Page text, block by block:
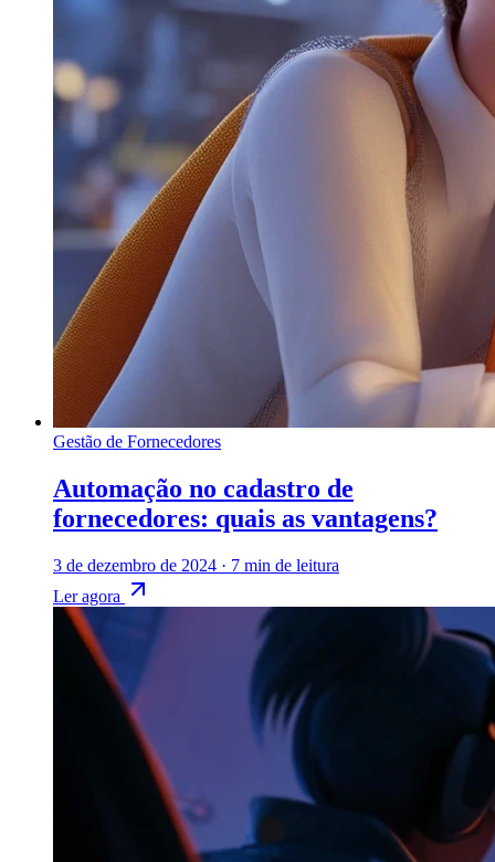
Gestão de Fornecedores
Automação no cadastro de
fornecedores: quais as vantagens?
3 de dezembro de 2024 · 7 min de leitura
Ler agora